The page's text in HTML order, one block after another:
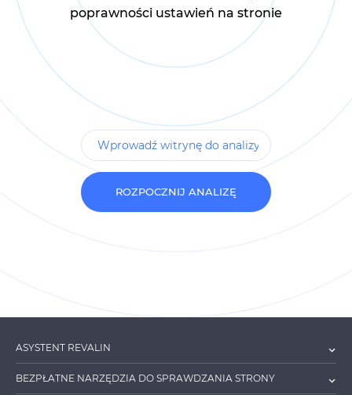
poprawności ustawień na stronie
ROZPOCZNIJ ANALIZĘ
ASYSTENT REVALIN
BEZPŁATNE NARZĘDZIA DO SPRAWDZANIA STRONY